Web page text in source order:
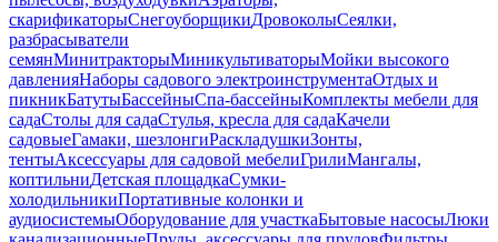
скарификаторыСнегоуборщикиДровоколыСеялки,
разбрасыватели
семянМинитракторыМиникультиваторыМойки высокого
давленияНаборы садового электроинструментаОтдых и
пикникБатутыБассейныСпа-бассейныКомплекты мебели для
садаСтолы для садаСтулья, кресла для садаКачели
садовыеГамаки, шезлонгиРаскладушкиЗонты,
тентыАксессуары для садовой мебелиГрилиМангалы,
коптильниДетская площадкаСумки-
холодильникиПортативные колонки и
аудиосистемыОборудование для участкаБытовые насосыЛюки